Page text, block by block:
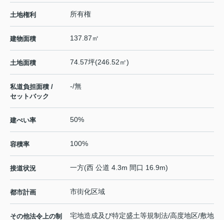
土地権利 所有権
建物面積 137.87㎡
土地面積 74.57坪(246.52㎡)
私道負担面積 /
セットバック
-/無
建ぺい率 50%
容積率 100%
接道状況 一方(西 公道 4.3m 間口 16.9m)
都市計画 市街化区域
その他法令上の制
宅地造成及び特定盛土等規制法/高度地区/敷地